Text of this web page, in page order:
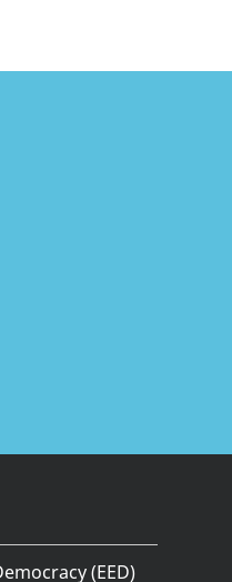
(EED)